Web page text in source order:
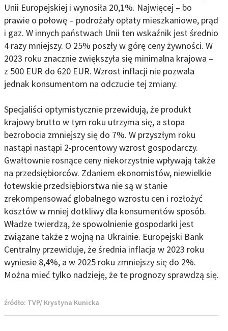
Unii Europejskiej i wynosiła 20,1%. Najwięcej – bo
prawie o połowę – podrożały opłaty mieszkaniowe, prąd
i gaz. W innych państwach Unii ten wskaźnik jest średnio
4 razy mniejszy. O 25% poszły w górę ceny żywności. W
2023 roku znacznie zwiększyła się minimalna krajowa –
z 500 EUR do 620 EUR. Wzrost inflacji nie pozwala
jednak konsumentom na odczucie tej zmiany.
Specjaliści optymistycznie przewidują, że produkt
krajowy brutto w tym roku utrzyma się, a stopa
bezrobocia zmniejszy się do 7%. W przyszłym roku
nastąpi nastąpi 2-procentowy wzrost gospodarczy.
Gwałtownie rosnące ceny niekorzystnie wpływają także
na przedsiębiorców. Zdaniem ekonomistów, niewielkie
łotewskie przedsiębiorstwa nie są w stanie
zrekompensować globalnego wzrostu cen i rozłożyć
kosztów w mniej dotkliwy dla konsumentów sposób.
Władze twierdzą, że spowolnienie gospodarki jest
związane także z wojną na Ukrainie. Europejski Bank
Centralny przewiduje, że średnia inflacja w 2023 roku
wyniesie 8,4%, a w 2025 roku zmniejszy się do 2%.
Można mieć tylko nadzieję, że te prognozy sprawdzą się.
źródło: TVP/ Krystyna Kunicka